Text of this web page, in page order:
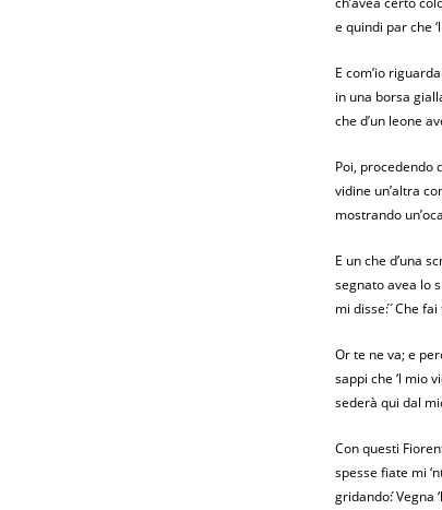
e quindi par che
E com’io
in una borsa
che d’un leone
Poi, procedendo
vidine un’altra
mostrando
E un che d’una
segnato avea lo
mi disse: ́ ́Che
Or te ne va; e
sappi che ‘l mio
sederà qui dal
Con questi
spesse fiate mi
gridando: ́Vegna